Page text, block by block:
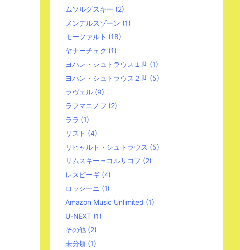
ムソルグスキー (2)
メンデルスゾーン (1)
モーツァルト (18)
ヤナーチェク (1)
ヨハン・シュトラウス１世 (1)
ヨハン・シュトラウス２世 (5)
ラヴェル (9)
ラフマニノフ (2)
ララ (1)
リスト (4)
リヒャルト・シュトラウス (5)
リムスキー＝コルサコフ (2)
レスピーギ (4)
ロッシーニ (1)
Amazon Music Unlimited (1)
U-NEXT (1)
その他 (2)
未分類 (1)